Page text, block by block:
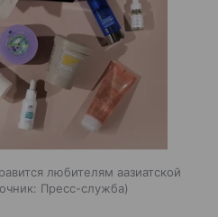
любителям аазиатской
Пресс-служба